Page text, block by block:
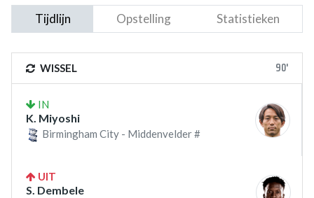
Tijdlijn Opstelling Statistieken
WISSEL 90'
IN
K. Miyoshi
Birmingham City - Middenvelder #
UIT
S. Dembele